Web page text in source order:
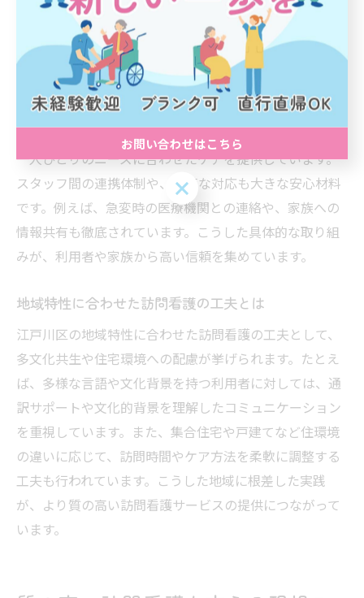
います。
江戸川区で選ばれる訪問看護のポイント
江戸川区で訪問看護が選ばれる理由は、スタッフの専門
性と人間性、そして地域密着のサポート力にあります。
経験豊富な看護師やリハビリスタッフが在籍し、利用者
一人ひとりのニーズに合わせたケアを提供しています。
スタッフ間の連携体制や、迅速な対応も大きな安心材料
です。例えば、急変時の医療機関との連絡や、家族への
情報共有も徹底されています。こうした具体的な取り組
みが、利用者や家族から高い信頼を集めています。
地域特性に合わせた訪問看護の工夫とは
江戸川区の地域特性に合わせた訪問看護の工夫として、
多文化共生や住宅環境への配慮が挙げられます。たとえ
ば、多様な言語や文化背景を持つ利用者に対しては、通
訳サポートや文化的背景を理解したコミュニケーション
を重視しています。また、集合住宅や戸建てなど住環境
の違いに応じて、訪問時間やケア方法を柔軟に調整する
工夫も行われています。こうした地域に根差した実践
が、より質の高い訪問看護サービスの提供につながって
います。
お問い合わせはこちら
お問い合わせはこちら